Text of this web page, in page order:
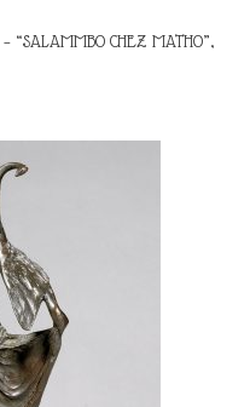
“SALAMMBO CHEZ MATHO”,